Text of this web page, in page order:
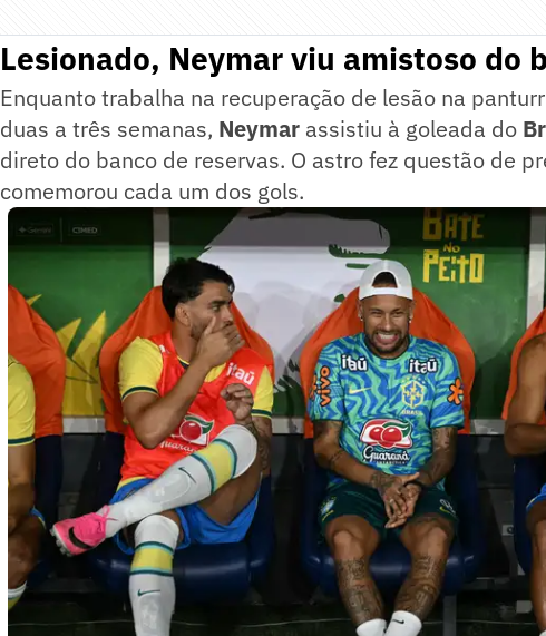
Lesionado, Neymar viu amistoso do
Enquanto trabalha na recuperação de lesão na
duas a três semanas, Neymar assistiu à goleada do
direto do banco de reservas. O astro fez questão de
comemorou cada um dos gols.